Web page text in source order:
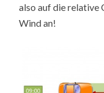
also auf die relative
Wind an!